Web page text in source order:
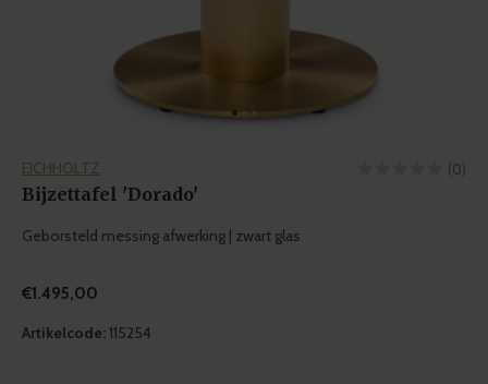
EICHHOLTZ (0)
Bijzettafel 'Dorado'
Geborsteld messing afwerking | zwart glas
€1.495,00
Artikelcode:115254